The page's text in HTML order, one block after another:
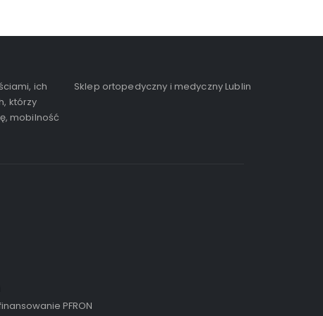
ich
którzy
mobilność
Sklep ortopedyczny i medyczny Lublin
PFRON